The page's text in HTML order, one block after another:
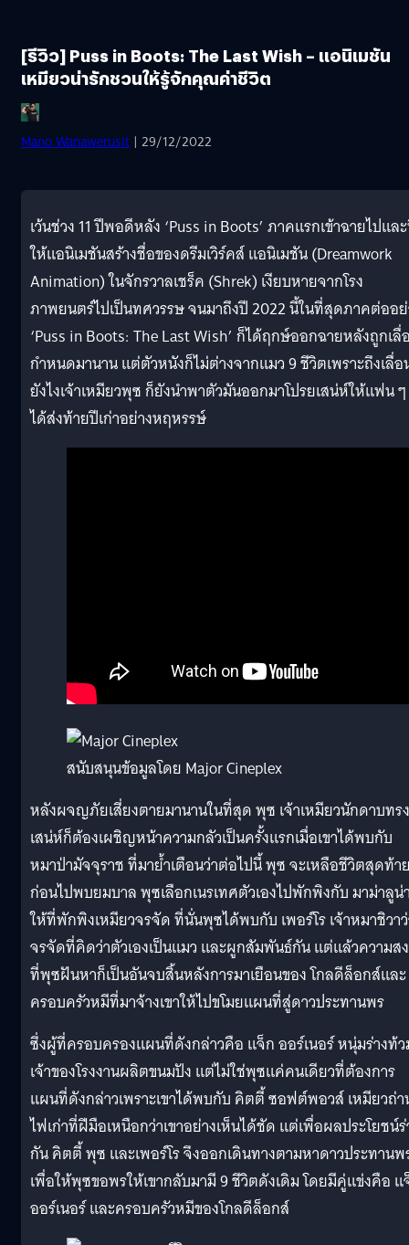
[รีวิว] Puss in Boots: The Last Wish – แอนิเมชัน
เหมียวน่ารักชวนให้รู้จักคุณค่าชีวิต
Mano Wanawerusit | 29/12/2022
เว้นช่วง 11 ปีพอดีหลัง ‘Puss in Boots’ ภาคแรกเข้าฉายไปแล
ให้แอนิเมชันสร้างชื่อของดรีมเวิร์คส์ แอนิเมชัน (Dreamwork
Animation) ในจักรวาลเชร็ค (Shrek) เงียบหายจากโรง
ภาพยนตร์ไปเป็นทศวรรษ จนมาถึงปี 2022 นี้ในที่สุดภาคต่ออ
‘Puss in Boots: The Last Wish’ ก็ได้ฤกษ์ออกฉายหลังถูกเลื่
กำหนดมานาน แต่ตัวหนังก็ไม่ต่างจากแมว 9 ชีวิตเพราะถึงเลื่อ
ยังไงเจ้าเหมียวพุซ ก็ยังนำพาตัวมันออกมาโปรยเสน่ห์ให้แฟน ๆ
ได้ส่งท้ายปีเก่าอย่างหฤหรรษ์
สนับสนุนข้อมูลโดย Major Cineplex
หลังผจญภัยเสี่ยงตายมานานในที่สุด พุซ เจ้าเหมียวนักดาบทรง
เสน่ห์ก็ต้องเผชิญหน้าความกลัวเป็นครั้งแรกเมื่อเขาได้พบกับ
หมาป่ามัจจุราช ที่มาย้ำเตือนว่าต่อไปนี้ พุซ จะเหลือชีวิตสุดท้า
ก่อนไปพบยมบาล พุซเลือกเนรเทศตัวเองไปพักพิงกับ มาม่าลูน่
ให้ที่พักพิงเหมียวจรจัด ที่นั่นพุซได้พบกับ เพอร์โร เจ้าหมาชิวา
จรจัดที่คิดว่าตัวเองเป็นแมว และผูกสัมพันธ์กัน แต่แล้วความส
ที่พุซฝันหาก็เป็นอันจบสิ้นหลังการมาเยือนของ โกลดีล็อกส์และ
ครอบครัวหมีที่มาจ้างเขาให้ไปขโมยแผนที่สู่ดาวประทานพร
ซึ่งผู้ที่ครอบครองแผนที่ดังกล่าวคือ แจ็ก ออร์เนอร์ หนุ่มร่างท้
เจ้าของโรงงานผลิตขนมปัง แต่ไม่ใช่พุซแค่คนเดียวที่ต้องการ
แผนที่ดังกล่าวเพราะเขาได้พบกับ คิตตี้ ซอฟต์พอวส์ เหมียวถ่
ไฟเก่าที่ฝีมือเหนือกว่าเขาอย่างเห็นได้ชัด แต่เพื่อผลประโยชน์
กัน คิตตี้ พุซ และเพอร์โร จึงออกเดินทางตามหาดาวประทานพ
เพื่อให้พุซขอพรให้เขากลับมามี 9 ชีวิตดังเดิม โดยมีคู่แข่งคือ
ออร์เนอร์ และครอบครัวหมีของโกลดีล็อกส์